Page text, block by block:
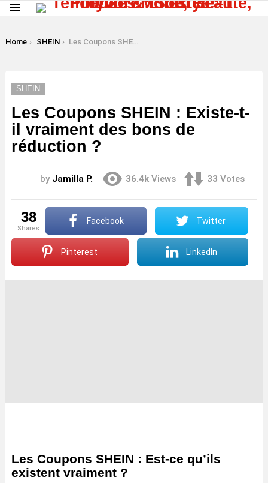
You are here:
Home SHEIN Les Coupons SHEIN : Existe-t-il vraiment des bons de réduction ?
SHEIN
Les Coupons SHEIN : Existe-t-
il vraiment des bons de
réduction ?
by Jamilla P. 36.4k Views 33 Votes
38
shares
Facebook Twitter
Pinterest LinkedIn
Les Coupons SHEIN : Est-ce qu’ils
existent vraiment ?